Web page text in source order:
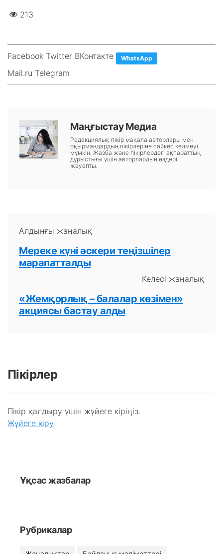
213
Facebook Twitter ВКонтакте WhatsApp
Mail.ru Telegram
Маңғыстау Медиа
Редакциялық пікір мақала авторлары мен
оқырмандардың пікірлеріне сәйкес келмеуі
мүмкін. Жазба және пікірлердегі ақпараттың
дұрыстығы үшін авторлардың өздері
жауапты.
Алдыңғы жаңалық
Мереке күні әскери теңізшілер
марапатталды
Келесі жаңалық
«Жемқорлық – балалар көзімен»
акциясы бастау алды
Пікірлер
Пікір қалдыру үшін жүйеге кіріңіз.
Жүйеге кіру
Ұқсас жазбалар
Рубрикалар